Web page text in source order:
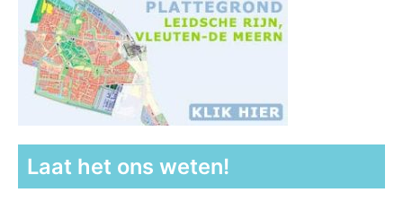
Laat het ons weten!